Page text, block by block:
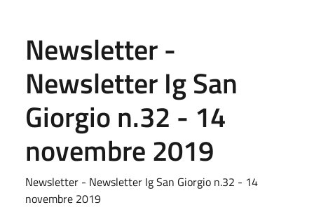
Newsletter -
Newsletter Ig San
Giorgio n.32 - 14
novembre 2019
Newsletter - Newsletter Ig San Giorgio n.32 - 14
novembre 2019